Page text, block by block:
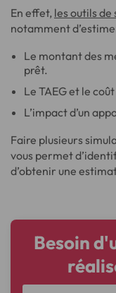
En effet, les outils
notamment
Le montant des
prêt.
Le TAEG et le
L’impact d’un
Faire plusieurs
vous permet
d’obtenir une
Besoin